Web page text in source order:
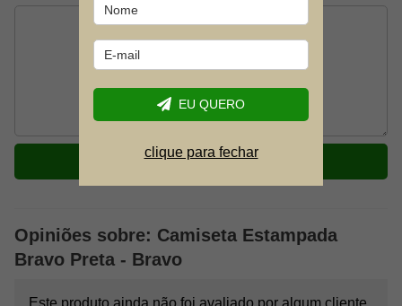
ENVIAR
Opiniões sobre: Camiseta Estampada
Bravo Preta - Bravo
Este produto ainda não foi avaliado por algum cliente.
EU QUERO
clique para fechar